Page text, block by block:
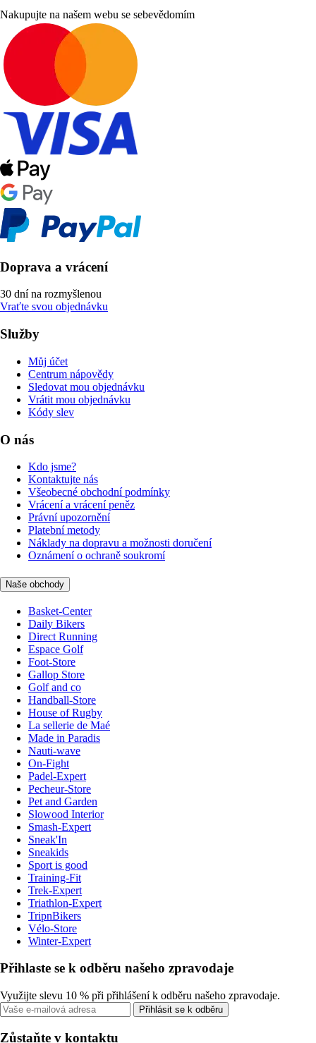
Nakupujte na našem webu se sebevědomím
Doprava a vrácení
30 dní na rozmyšlenou
Vraťte svou objednávku
Služby
Můj účet
Centrum nápovědy
Sledovat mou objednávku
Vrátit mou objednávku
Kódy slev
O nás
Kdo jsme?
Kontaktujte nás
Všeobecné obchodní podmínky
Vrácení a vrácení peněz
Právní upozornění
Platební metody
Náklady na dopravu a možnosti doručení
Oznámení o ochraně soukromí
Naše obchody
Basket-Center
Daily Bikers
Direct Running
Espace Golf
Foot-Store
Gallop Store
Golf and co
Handball-Store
House of Rugby
La sellerie de Maé
Made in Paradis
Nauti-wave
On-Fight
Padel-Expert
Pecheur-Store
Pet and Garden
Slowood Interior
Smash-Expert
Sneak'In
Sneakids
Sport is good
Training-Fit
Trek-Expert
Triathlon-Expert
TripnBikers
Vélo-Store
Winter-Expert
Přihlaste se k odběru našeho zpravodaje
Využijte slevu 10 % při přihlášení k odběru našeho zpravodaje.
Přihlásit se k odběru
Zůstaňte v kontaktu